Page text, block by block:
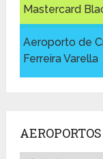
Mastercard
Aeroporto de
Ferreira Varella